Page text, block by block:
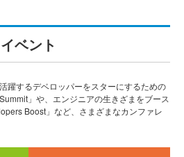
イベント
躍するデベロッパーをスターにするための
」や、エンジニアの生きざまをブース
Boost」など、さまざまなカンファレ